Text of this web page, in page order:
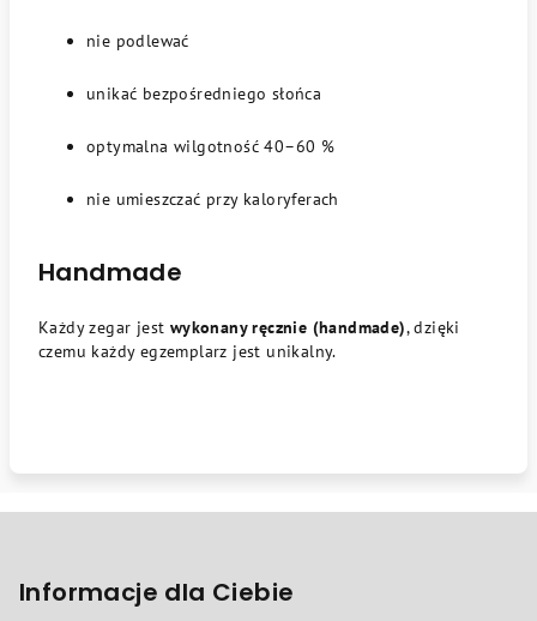
nie podlewać
unikać bezpośredniego słońca
optymalna wilgotność 40–60 %
nie umieszczać przy kaloryferach
Handmade
Każdy zegar jest wykonany ręcznie (handmade), dzięki
czemu każdy egzemplarz jest unikalny.
Informacje dla Ciebie